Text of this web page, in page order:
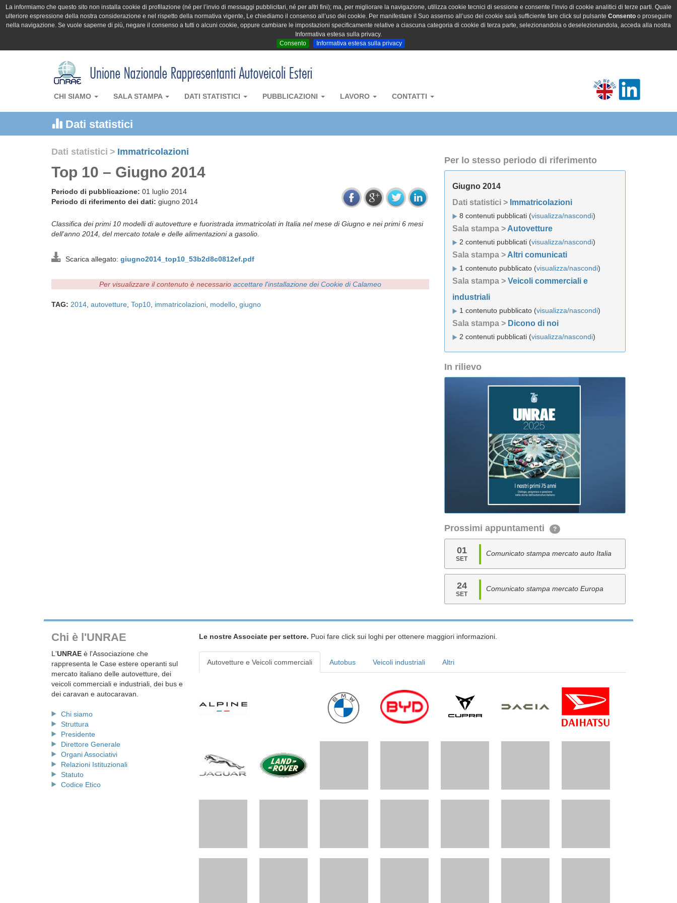
La informiamo che questo sito non installa cookie di profilazione (né per l’invio di messaggi pubblicitari, né per altri fini); ma, per migliorare la navigazione, utilizza cookie tecnici di sessione e consente l’invio di cookie analitici di terze parti. Quale
ulteriore espressione della nostra considerazione e nel rispetto della normativa vigente, Le chiediamo il consenso all’uso dei cookie. Per manifestare il Suo assenso all’uso dei cookie sarà sufficiente fare click sul pulsante Consentoo proseguire
nella navigazione. Se vuole saperne di più, negare il consenso a tutti o alcuni cookie, oppure cambiare le impostazioni specificamente relative a ciascuna categoria di cookie di terza parte, selezionandola o deselezionandola, acceda alla nostra
Informativa estesa sulla privacy.
Consento
Informativa estesa sulla privacy
CHI SIAMO SALA STAMPA DATI STATISTICI PUBBLICAZIONI LAVORO CONTATTI
Dati statistici
Dati statistici > Immatricolazioni
Top 10 – Giugno 2014
Periodo di pubblicazione: 01 luglio 2014
Periodo di riferimento dei dati: giugno 2014
Classifica dei primi 10 modelli di autovetture e fuoristrada immatricolati in Italia nel mese di Giugno e nei primi 6 mesi
dell'anno 2014, del mercato totale e delle alimentazioni a gasolio.
Scarica allegato: giugno2014_top10_53b2d8c0812ef.pdf
Per visualizzare il contenuto è necessario accettare l'installazione dei Cookie di Calameo
TAG: 2014 autovetture Top10 immatricolazioni modello giugno
Per lo stesso periodo di riferimento
Giugno 2014
Dati statistici > Immatricolazioni
8 contenuti pubblicati (visualizza/nascondi)
Sala stampa > Autovetture
2 contenuti pubblicati (visualizza/nascondi)
Sala stampa > Altri comunicati
1 contenuto pubblicato (visualizza/nascondi)
Sala stampa > Veicoli commerciali e
industriali
1 contenuto pubblicato (visualizza/nascondi)
Sala stampa > Dicono di noi
2 contenuti pubblicati (visualizza/nascondi)
In rilievo
Prossimi appuntamenti ?
01
SET
Comunicato stampa mercato auto Italia
24
SET
Comunicato stampa mercato Europa
Chi è l'UNRAE
L'UNRAE è l'Associazione che
rappresenta le Case estere operanti sul
mercato italiano delle autovetture, dei
veicoli commerciali e industriali, dei bus e
dei caravan e autocaravan.
Chi siamo
Struttura
Presidente
Direttore Generale
Organi Associativi
Relazioni Istituzionali
Statuto
Codice Etico
Le nostre Associate per settore. Puoi fare click sui loghi per ottenere maggiori informazioni.
Autovetture e Veicoli commerciali Autobus Veicoli industriali Altri